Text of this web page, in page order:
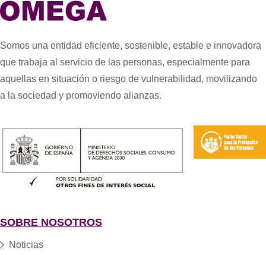
Somos una entidad eficiente, sostenible, estable e innovadora
que trabaja al servicio de las personas, especialmente para
aquellas en situación o riesgo de vulnerabilidad, movilizando
a la sociedad y promoviendo alianzas.
SOBRE NOSOTROS
Noticias